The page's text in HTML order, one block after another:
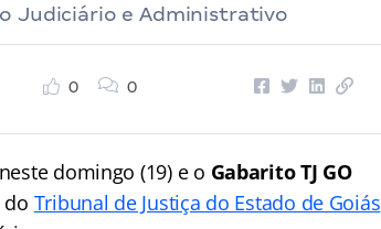
Judiciário e Administrativo
0 0
domingo (19) e o Gabarito TJ GO
do Tribunal de Justiça do Estado de Goiás